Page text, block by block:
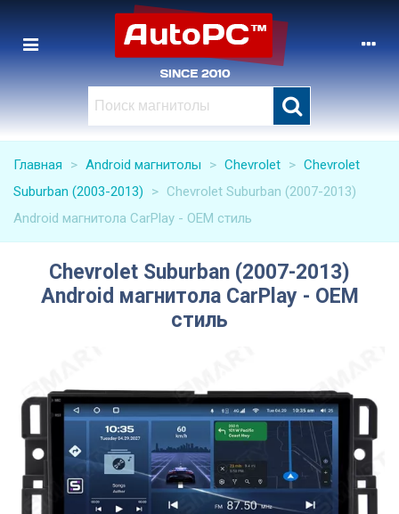
Главная > Android магнитолы > Chevrolet > Chevrolet
Suburban (2003-2013)
> Chevrolet Suburban (2007-2013)
Android магнитола CarPlay - OEM стиль
Chevrolet Suburban (2007-2013)
Android магнитола CarPlay - OEM
стиль